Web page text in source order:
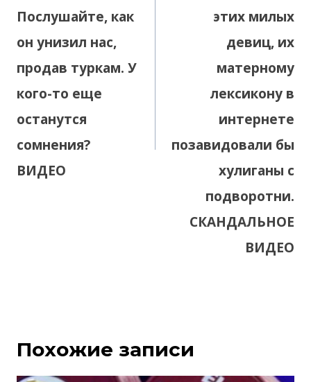
Послушайте, как
он унизил нас,
продав туркам. У
кого-то еще
останутся
сомнения?
ВИДЕО
этих милых
девиц, их
матерному
лексикону в
интернете
позавидовали бы
хулиганы с
подворотни.
СКАНДАЛЬНОЕ
ВИДЕО
Похожие записи